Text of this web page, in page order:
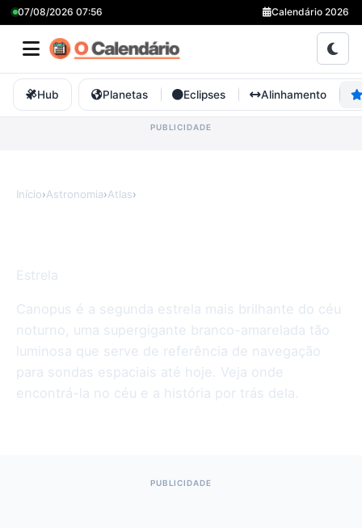
07/08/2026 07:56 Calendário 2026
Hub Planetas Eclipses Alinhamento
Início›Astronomia›Atlas›
Estrela
Canopus é a segunda estrela mais brilhante do céu
noturno, uma supergigante branco-amarelada tão
luminosa que serve de referência de navegação
para sondas espaciais até hoje. Veja onde
encontrá-la no céu e a história por trás dela.